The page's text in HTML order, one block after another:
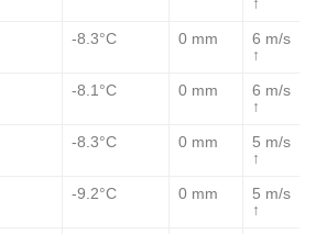
↑
-8.3°C 0 mm
6 m/s
↑
-8.1°C 0 mm
6 m/s
↑
-8.3°C 0 mm
5 m/s
↑
-9.2°C 0 mm
5 m/s
↑